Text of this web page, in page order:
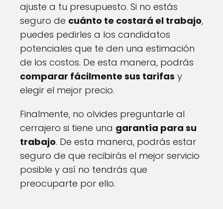
ajuste a tu presupuesto. Si no estás
seguro de cuánto te costará el trabajo,
puedes pedirles a los candidatos
potenciales que te den una estimación
de los costos. De esta manera, podrás
comparar fácilmente sus tarifas y
elegir el mejor precio.
Finalmente, no olvides preguntarle al
cerrajero si tiene una garantía para su
trabajo. De esta manera, podrás estar
seguro de que recibirás el mejor servicio
posible y así no tendrás que
preocuparte por ello.